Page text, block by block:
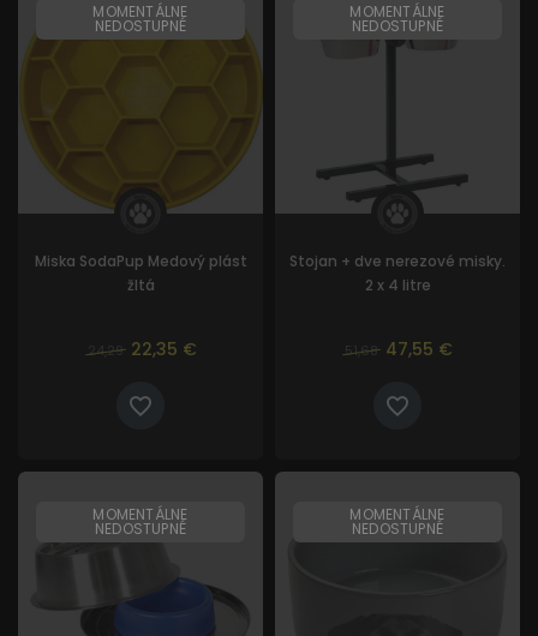
MOMENTÁLNE
NEDOSTUPNÉ
Miska SodaPup Medový plást
žltá
24,29 22,35 €
MOMENTÁLNE
NEDOSTUPNÉ
Stojan + dve nerezové misky.
2 x 4 litre
51,68 47,55 €
MOMENTÁLNE
NEDOSTUPNÉ
MOMENTÁLNE
NEDOSTUPNÉ